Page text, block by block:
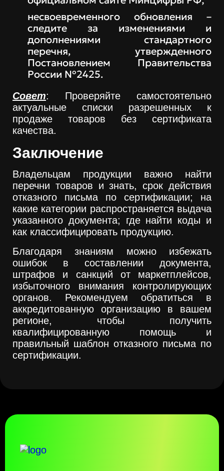
несвоевременного обновления –
следите за изменениями и
дополнениями стандартного
перечня, утвержденного
Постановлением Правительства
России №2425.
Совет: Проверяйте самостоятельно
актуальные списки разрешенных к
продаже товаров без сертификата
качества.
Заключение
Владельцам продукции важно найти
перечни товаров и знать, срок действия
отказного письма по сертификации; на
какие категории распространяется выдача
указанного документа; где найти коды и
как классифицировать продукцию.
Благодаря знаниям можно избежать
ошибок в составлении документа,
штрафов и санкций от маркетплейсов,
избыточного внимания контролирующих
органов. Рекомендуем обратиться в
аккредитованную организацию в вашем
регионе, чтобы получить
квалифицированную помощь и
правильный шаблон отказного письма по
сертификации.